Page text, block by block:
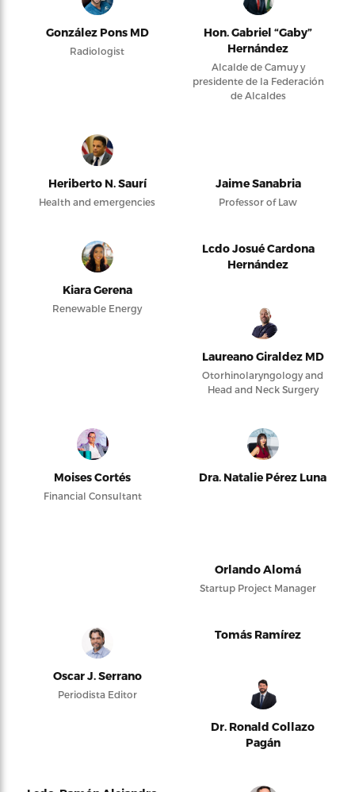
González Pons MD
Radiologist
Hon. Gabriel “Gaby”
Hernández
Alcalde de Camuy y
presidente de la Federación
de Alcaldes
Heriberto N. Saurí
Health and emergencies
Jaime Sanabria
Professor of Law
Kiara Gerena
Renewable Energy
Lcdo Josué Cardona
Hernández
Laureano Giraldez MD
Otorhinolaryngology and
Head and Neck Surgery
Moises Cortés
Financial Consultant
Dra. Natalie Pérez Luna
Orlando Alomá
Startup Project Manager
Oscar J. Serrano
Periodista Editor
Tomás Ramírez
Dr. Ronald Collazo
Pagán